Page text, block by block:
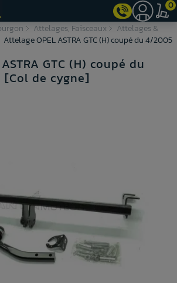
0
Attelages, Faisceaux
Attelages &
Attelage OPEL ASTRA GTC (H) coupé du 4/2005
GTC (H) coupé du
[Col de cygne]